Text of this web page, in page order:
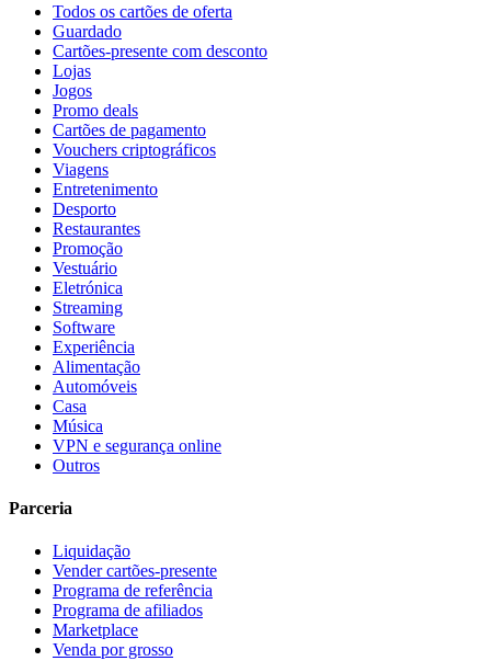
Todos os cartões de oferta
Guardado
Cartões-presente com desconto
Lojas
Jogos
Promo deals
Cartões de pagamento
Vouchers criptográficos
Viagens
Entretenimento
Desporto
Restaurantes
Promoção
Vestuário
Eletrónica
Streaming
Software
Experiência
Alimentação
Automóveis
Casa
Música
VPN e segurança online
Outros
Parceria
Liquidação
Vender cartões-presente
Programa de referência
Programa de afiliados
Marketplace
Venda por grosso